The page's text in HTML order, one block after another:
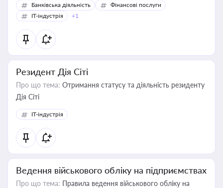
Банківська діяльність
Фінансові послуги
IT-індустрія
+1
Резидент Дія Сіті
Про що тема: Отримання статусу та діяльність резиденту
Дія Сіті
IT-індустрія
Ведення військового обліку на підприємствах
Про що тема: Правила ведення військового обліку на